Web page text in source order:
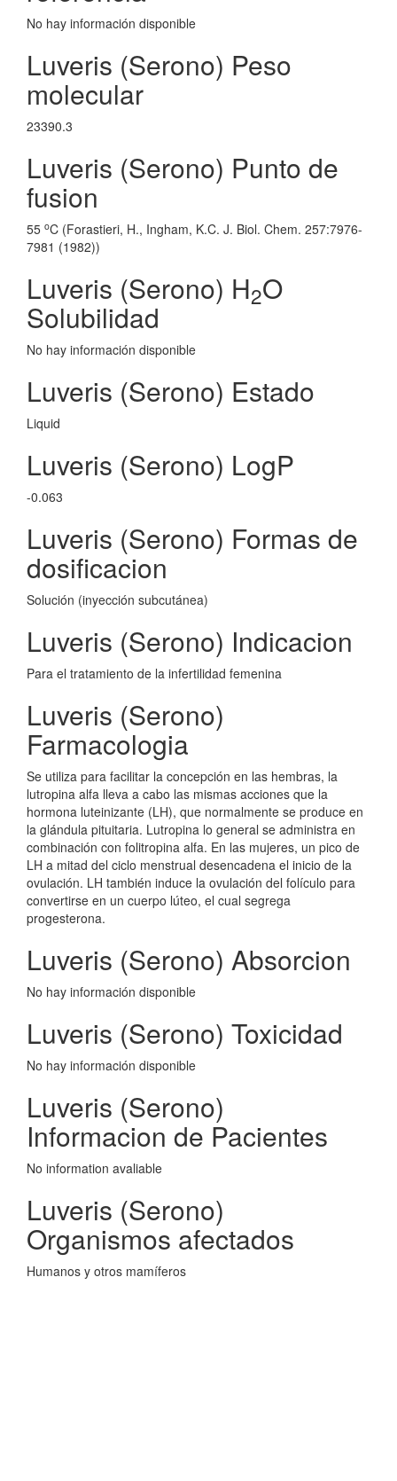
No hay información disponible
Luveris (Serono) Peso
molecular
23390.3
Luveris (Serono) Punto de
fusion
55 oC (Forastieri, H., Ingham, K.C. J. Biol. Chem. 257:7976-
7981 (1982))
Luveris (Serono) H2O
Solubilidad
No hay información disponible
Luveris (Serono) Estado
Liquid
Luveris (Serono) LogP
-0.063
Luveris (Serono) Formas de
dosificacion
Solución (inyección subcutánea)
Luveris (Serono) Indicacion
Para el tratamiento de la infertilidad femenina
Luveris (Serono)
Farmacologia
Se utiliza para facilitar la concepción en las hembras, la
lutropina alfa lleva a cabo las mismas acciones que la
hormona luteinizante (LH), que normalmente se produce en
la glándula pituitaria. Lutropina lo general se administra en
combinación con folitropina alfa. En las mujeres, un pico de
LH a mitad del ciclo menstrual desencadena el inicio de la
ovulación. LH también induce la ovulación del folículo para
convertirse en un cuerpo lúteo, el cual segrega
progesterona.
Luveris (Serono) Absorcion
No hay información disponible
Luveris (Serono) Toxicidad
No hay información disponible
Luveris (Serono)
Informacion de Pacientes
No information avaliable
Luveris (Serono)
Organismos afectados
Humanos y otros mamíferos